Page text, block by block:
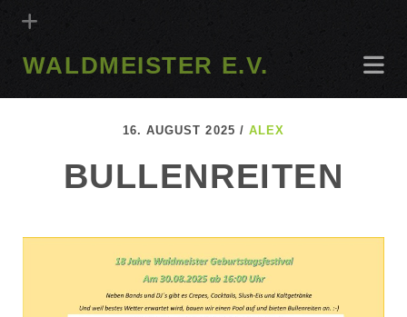
WALDMEISTER E.V.
16. AUGUST 2025 / ALEX
BULLENREITEN